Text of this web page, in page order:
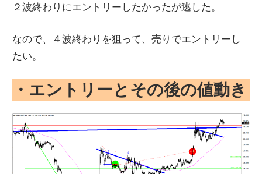
２波終わりにエントリーしたかったが逃した。
なので、４波終わりを狙って、売りでエントリーし
たい。
・エントリーとその後の値動き